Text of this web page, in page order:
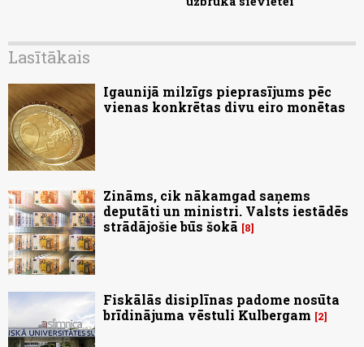
Lasītākais
Igaunijā milzīgs pieprasījums pēc
vienas konkrētas divu eiro monētas
Zināms, cik nākamgad saņems
deputāti un ministri. Valsts iestādēs
strādājošie būs šokā
8
Fiskālās disiplīnas padome nosūta
brīdinājuma vēstuli Kulbergam
2